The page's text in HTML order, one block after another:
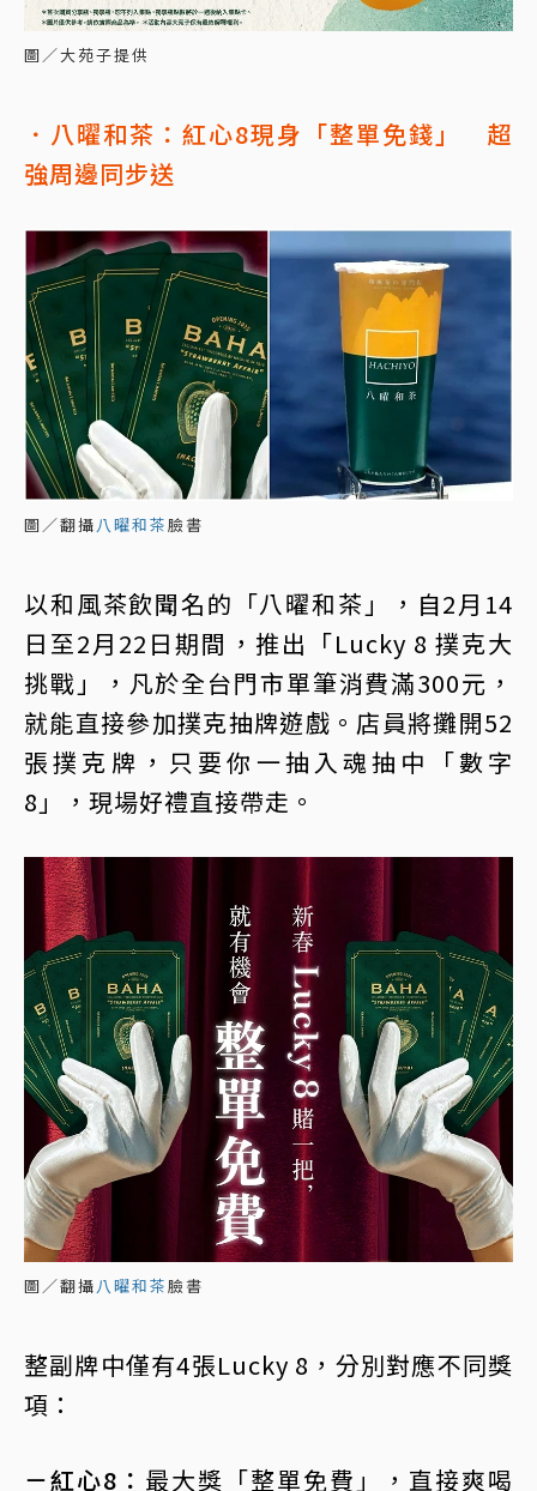
圖／大苑子提供
．八曜和茶：紅心8現身「整單免錢」 超
強周邊同步送
圖／翻攝 八曜和茶臉書
以和風茶飲聞名的「八曜和茶」，自2月14
日至2月22日期間，推出「Lucky 8 撲克大
挑戰」，凡於全台門市單筆消費滿300元，
就能直接參加撲克抽牌遊戲。店員將攤開52
張撲克牌，只要你一抽入魂抽中「數字
8」，現場好禮直接帶走。
圖／翻攝 八曜和茶臉書
整副牌中僅有4張Lucky 8，分別對應不同獎
項：
－紅心8： 最大獎「整單免費」，直接爽喝